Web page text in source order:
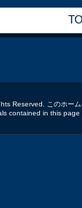
Reserved. このホー
contained in this page